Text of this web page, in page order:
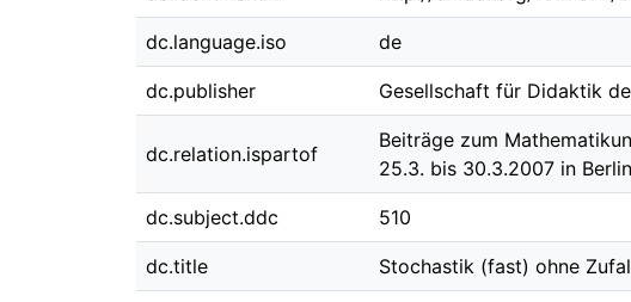
dc.language.iso de
dc.publisher Gesellschaft für Didaktik
dc.relation.ispartof
Beiträge zum
25.3. bis 30.3.2007 in Berlin
dc.subject.ddc 510
dc.title Stochastik (fast) ohne